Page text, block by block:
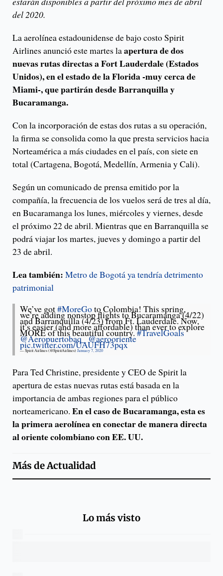
del 2020.
La aerolínea estadounidense de bajo costo Spirit
Airlines anunció este martes laapertura de dos
nuevas rutas directas a Fort Lauderdale (Estados
Unidos), en el estado de la Florida -muy cerca de
Miami-, que partirán desde Barranquilla y
Bucaramanga.
Con la incorporación de estas dos rutas a su operación,
la firma se consolida como la que presta servicios hacia
Norteamérica a más ciudades en el país, con siete en
total (Cartagena, Bogotá, Medellín, Armenia y Cali).
Según un comunicado de prensa emitido por la
compañía, la frecuencia de los vuelos será de tres al día,
en Bucaramanga los lunes, miércoles y viernes, desde
el próximo 22 de abril. Mientras que en Barranquilla se
podrá viajar los martes, jueves y domingo a partir del
23 de abril.
Lea también: Metro de Bogotá ya tendría detrimento
patrimonial
We’ve got#MoreGoto Colombia! This spring,
we’re adding nonstop flights to Bucaramanga (4/22)
and Barranquilla (4/23) from Ft. Lauderdale. Now,
it’s easier (and more affordable) than ever to explore
MORE of this beautiful country.#TravelGoals
@Aeropuertobaq_@aerooriente
pic.twitter.com/UAUFH73pqx
— Spirit Airlines (@SpiritAirlines) January 7, 2020
Para Ted Christine, presidente y CEO de Spirit la
apertura de estas nuevas rutas está basada en la
importancia de ambas regiones para el público
norteamericano. En el caso de Bucaramanga, esta es
la primera aerolínea en conectar de manera directa
al oriente colombiano con EE. UU.
Más deActualidad
Lo más visto